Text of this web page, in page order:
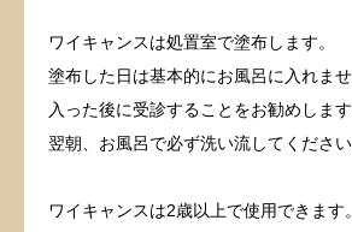
ワイキャンスは処置室で塗布します。
塗布した日は基本的にお風呂に入れま
入った後に受診することをお勧めします
翌朝、お風呂で必ず洗い流してください
ワイキャンスは2歳以上で使用できます。